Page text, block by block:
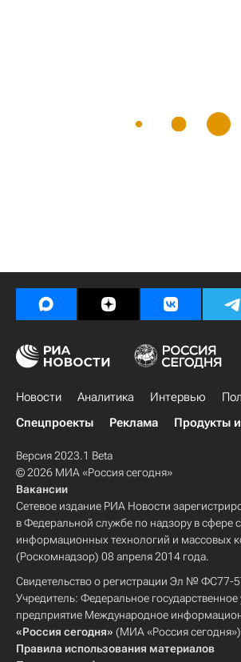
Новости Аналитика Интервью
Спецпроекты
Реклама Продукты
Версия 2023.1 Beta
© 2026 МИА «Россия сегодня»
Вакансии
Сетевое издание РИА Новости
в Федеральной службе по надзору в сфере
информационных технологий и массовых
(Роскомнадзор) 08 апреля 2014 года.
Свидетельство о регистрации Эл № ФС77-
Учредитель: Федеральное государственное
предприятие Международное
«Россия сегодня» (МИА «Россия
Правила использования материалов